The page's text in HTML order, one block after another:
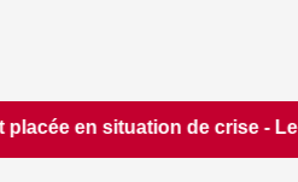
- Le Berry